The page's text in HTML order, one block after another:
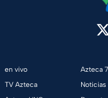
en vivo
TV Azteca
Azteca 7
Noticias